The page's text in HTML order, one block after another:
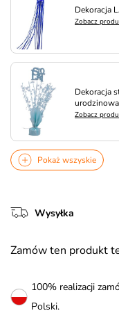
Dekoracja
Zobacz
Dekoracja
Zobacz
Pokaż wszyskie
Wysyłka
Zamów ten produkt
100% realizacji
Polski.